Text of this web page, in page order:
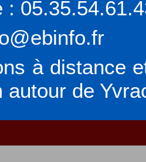
:
à distance
autour de